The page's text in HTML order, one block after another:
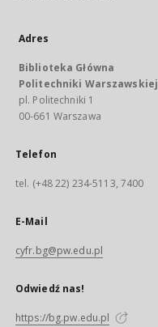
Adres
Biblioteka Główna
Politechniki Warszawskiej
pl. Politechniki 1
00-661 Warszawa
Telefon
tel. (+48 22) 234-5113, 7400
E-Mail
cyfr.bg@pw.edu.pl
Odwiedź nas!
https://bg.pw.edu.pl